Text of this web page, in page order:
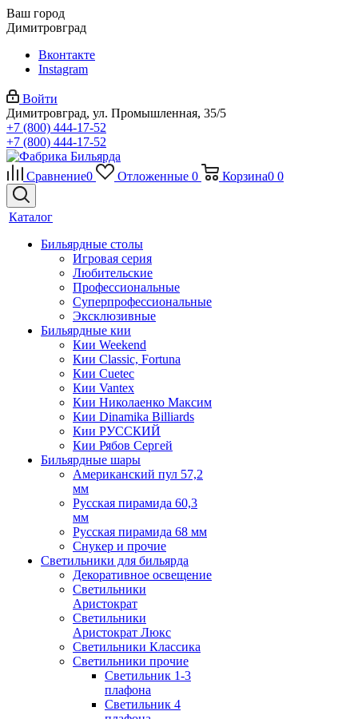
Ваш город
Димитровград
Вконтакте
Instagram
Войти
Димитровград, ул. Промышленная, 35/5
+7 (800) 444-17-52
+7 (800) 444-17-52
Сравнение0 Отложенные 0 Корзина0 0
Каталог
Бильярдные столы
Игровая серия
Любительские
Профессиональные
Суперпрофессиональные
Эксклюзивные
Бильярдные кии
Кии Weekend
Кии Classic, Fortuna
Кии Cuetec
Кии Vantex
Кии Николаенко Максим
Кии Dinamika Billiards
Кии РУССКИЙ
Кии Рябов Сергей
Бильярдные шары
Американский пул 57,2
мм
Русская пирамида 60,3
мм
Русская пирамида 68 мм
Снукер и прочие
Светильники для бильярда
Декоративное освещение
Светильники
Аристократ
Светильники
Аристократ Люкс
Светильники Классика
Светильники прочие
Светильник 1-3
плафона
Светильник 4